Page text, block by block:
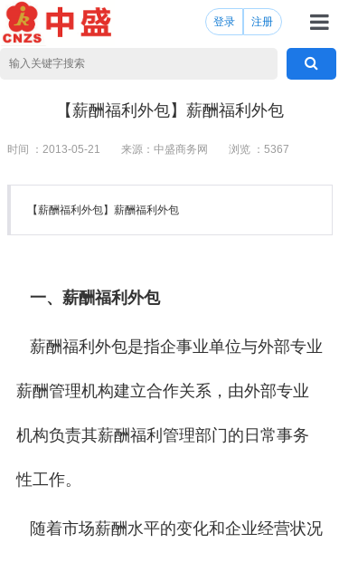
首页
关于
登录 注册
【薪酬福利外包】薪酬福利外包
时间 ：2013-05-21 来源：中盛商务网 浏览 ： 5367
【薪酬福利外包】薪酬福利外包
一、薪酬福利外包
薪酬福利外包是指企事业单位与外部专业
薪酬管理机构建立合作关系，由外部专业
机构负责其薪酬福利管理部门的日常事务
性工作。
随着市场薪酬水平的变化和企业经营状况